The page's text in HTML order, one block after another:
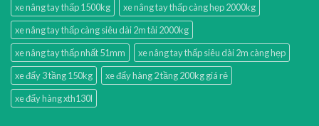
xe nâng tay thấp 1500kg
xe nâng tay thấp càng hẹp 2000kg
xe nâng tay thấp càng siêu dài 2m tải 2000kg
xe nâng tay thấp nhất 51mm
xe nâng tay thấp siêu dài 2m càng hẹp
xe đẩy 3 tầng 150kg
xe đẩy hàng 2 tầng 200kg giá rẻ
xe đẩy hàng xth130l